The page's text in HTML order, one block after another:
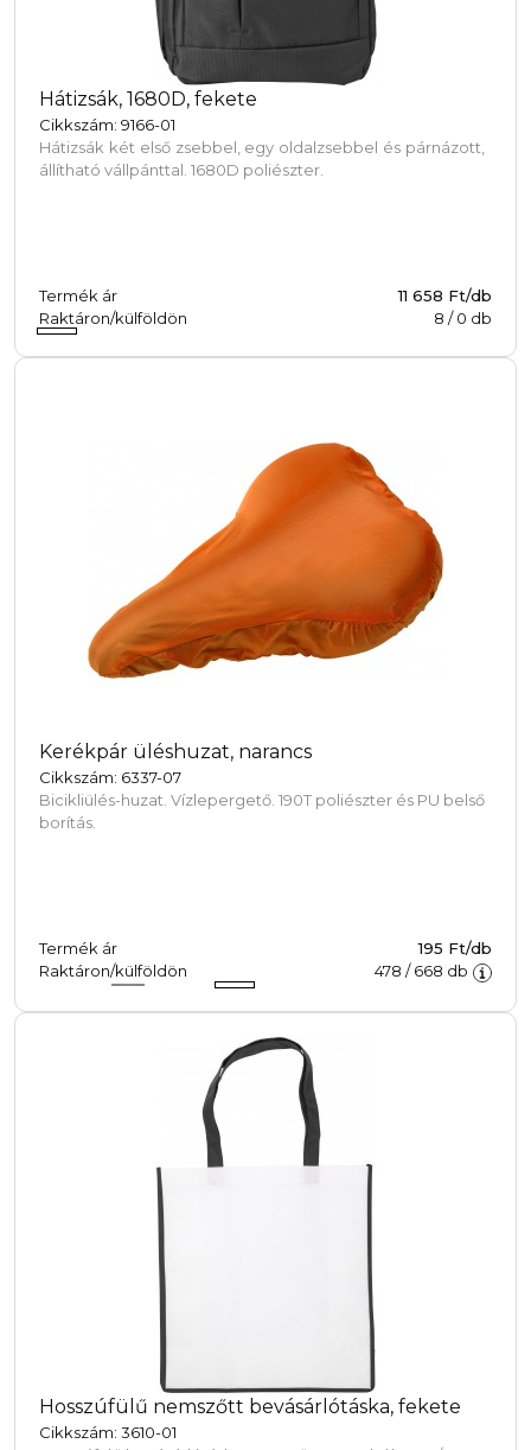
Hátizsák, 1680D, fekete
Cikkszám: 9166-01
Hátizsák két első zsebbel, egy oldalzsebbel és párnázott,
állítható vállpánttal. 1680D poliészter.
Termék ár
11 658 Ft/db
Raktáron/külföldön
8 /0 db
Kerékpár üléshuzat, narancs
Cikkszám: 6337-07
Bicikliülés-huzat. Vízlepergető. 190T poliészter és PU belső
borítás.
Termék ár
195 Ft/db
Raktáron/külföldön
478 /668 db
Hosszúfülű nemszőtt bevásárlótáska, fekete
Cikkszám: 3610-01
szokásairól és növelik a felhasználói élményt, de
beleegyezel a cookie-k használatába.